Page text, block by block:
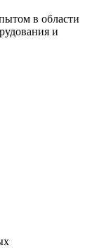
в области
и